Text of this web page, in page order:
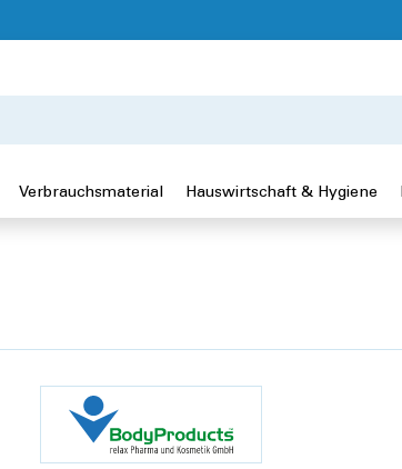
Verbrauchsmaterial Hauswirtschaft & Hygiene